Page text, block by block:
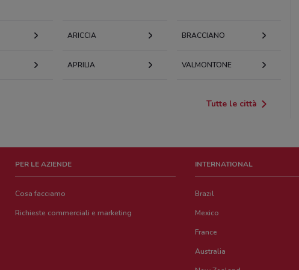
ARICCIA BRACCIANO
APRILIA VALMONTONE
Tutte le città
PER LE AZIENDE
Cosa facciamo
Richieste commerciali e marketing
INTERNATIONAL
Brazil
Mexico
France
Australia